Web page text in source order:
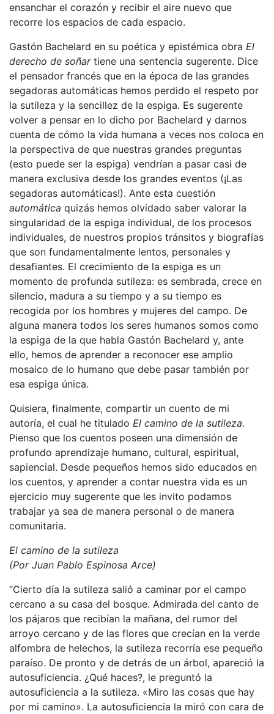
ensanchar el corazón y recibir el aire nuevo que
recorre los espacios de cada espacio.
Gastón Bachelard en su poética y epistémica obra El
derecho de soñartiene una sentencia sugerente. Dice
el pensador francés que en la época de las grandes
segadoras automáticas hemos perdido el respeto por
la sutileza y la sencillez de la espiga. Es sugerente
volver a pensar en lo dicho por Bachelard y darnos
cuenta de cómo la vida humana a veces nos coloca en
la perspectiva de que nuestras grandes preguntas
(esto puede ser la espiga) vendrían a pasar casi de
manera exclusiva desde los grandes eventos (¡Las
segadoras automáticas!). Ante esta cuestión
automática quizás hemos olvidado saber valorar la
singularidad de la espiga individual, de los procesos
individuales, de nuestros propios tránsitos y biografías
que son fundamentalmente lentos, personales y
desafiantes. El crecimiento de la espiga es un
momento de profunda sutileza: es sembrada, crece en
silencio, madura a su tiempo y a su tiempo es
recogida por los hombres y mujeres del campo. De
alguna manera todos los seres humanos somos como
la espiga de la que habla Gastón Bachelard y, ante
ello, hemos de aprender a reconocer ese amplio
mosaico de lo humano que debe pasar también por
esa espiga única.
Quisiera, finalmente, compartir un cuento de mi
autoría, el cual he titulado El camino de la sutileza.
Pienso que los cuentos poseen una dimensión de
profundo aprendizaje humano, cultural, espiritual,
sapiencial. Desde pequeños hemos sido educados en
los cuentos, y aprender a contar nuestra vida es un
ejercicio muy sugerente que les invito podamos
trabajar ya sea de manera personal o de manera
comunitaria.
El camino de la sutileza
(Por Juan Pablo Espinosa Arce)
“Cierto día la sutileza salió a caminar por el campo
cercano a su casa del bosque. Admirada del canto de
los pájaros que recibían la mañana, del rumor del
arroyo cercano y de las flores que crecían en la verde
alfombra de helechos, la sutileza recorría ese pequeño
paraíso. De pronto y de detrás de un árbol, apareció la
autosuficiencia. ¿Qué haces?, le preguntó la
autosuficiencia a la sutileza. «Miro las cosas que hay
por mi camino». La autosuficiencia la miró con cara de